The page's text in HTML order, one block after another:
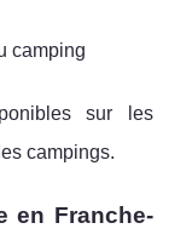
camping
sur les
campings.
en Franche-